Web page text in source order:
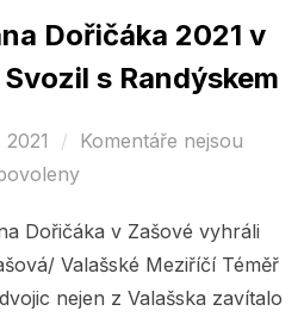
Dořičáka 2021 v
s Randýskem
2021
Komentáře nejsou
Dořičáka v Zašové vyhráli
Valašské Meziříčí Téměř
nejen z Valašska zavítalo